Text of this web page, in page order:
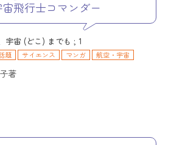
飛行士コマンダー
宇宙 (どこ) までも ; 1
題 サイエンス マンガ 航空・宇宙
著